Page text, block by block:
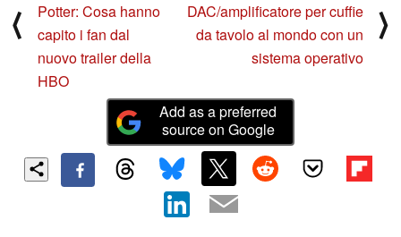
⟨
Potter: Cosa hanno
capito i fan dal
nuovo trailer della
HBO
DAC/amplificatore per cuffie
da tavolo al mondo con un
sistema operativo
⟩
Add as a preferred
source on Google